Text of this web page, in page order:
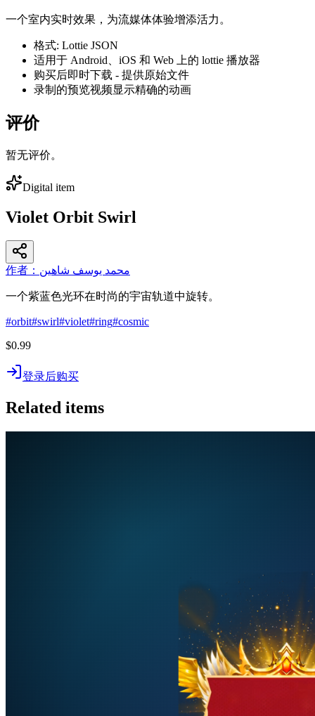
一个室内实时效果，为流媒体体验增添活力。
格式: Lottie JSON
适用于 Android、iOS 和 Web 上的 lottie 播放器
购买后即时下载 - 提供原始文件
录制的预览视频显示精确的动画
评价
暂无评价。
Digital item
Violet Orbit Swirl
作者：محمد يوسف شاهين
一个紫蓝色光环在时尚的宇宙轨道中旋转。
#orbit#swirl#violet#ring#cosmic
$0.99
登录后购买
Related items